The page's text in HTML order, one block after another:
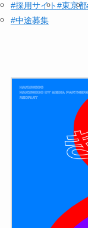
#採用サイト#東京都
#中途募集